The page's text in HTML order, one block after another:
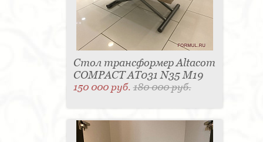
Стол трансформер Altacom
COMPACT AT031 N35 M19
150 000 руб.180 000 руб.